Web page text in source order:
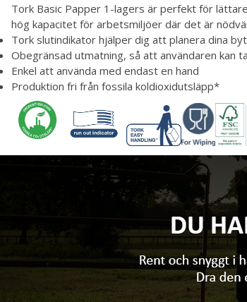
Tork Basic Papper 1-lagers är perfekt för
hög kapacitet för arbetsmiljöer där det är
Tork slutindikator hjälper dig att planera dina
Obegränsad utmatning, så att användaren kan
Enkel att använda med endast en hand
Produktion fri från fossila koldioxidutsläpp*